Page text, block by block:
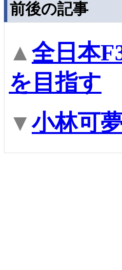
前後の記事
▲全日本
を目指す
▼小林可